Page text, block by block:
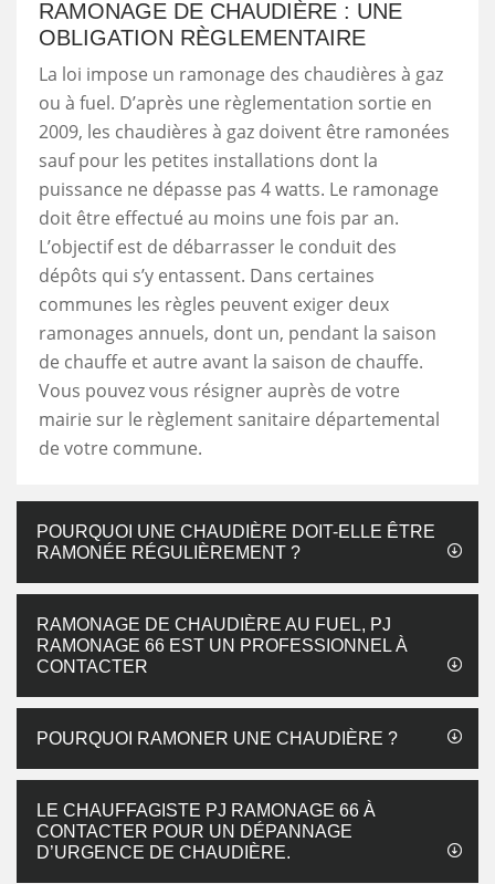
RAMONAGE DE CHAUDIÈRE : UNE
OBLIGATION RÈGLEMENTAIRE
La loi impose un ramonage des chaudières à gaz
ou à fuel. D’après une règlementation sortie en
2009, les chaudières à gaz doivent être ramonées
sauf pour les petites installations dont la
puissance ne dépasse pas 4 watts. Le ramonage
doit être effectué au moins une fois par an.
L’objectif est de débarrasser le conduit des
dépôts qui s’y entassent. Dans certaines
communes les règles peuvent exiger deux
ramonages annuels, dont un, pendant la saison
de chauffe et autre avant la saison de chauffe.
Vous pouvez vous résigner auprès de votre
mairie sur le règlement sanitaire départemental
de votre commune.
POURQUOI UNE CHAUDIÈRE DOIT-ELLE ÊTRE
RAMONÉE RÉGULIÈREMENT ?
RAMONAGE DE CHAUDIÈRE AU FUEL, PJ
RAMONAGE 66 EST UN PROFESSIONNEL À
CONTACTER
POURQUOI RAMONER UNE CHAUDIÈRE ?
LE CHAUFFAGISTE PJ RAMONAGE 66 À
CONTACTER POUR UN DÉPANNAGE
D’URGENCE DE CHAUDIÈRE.